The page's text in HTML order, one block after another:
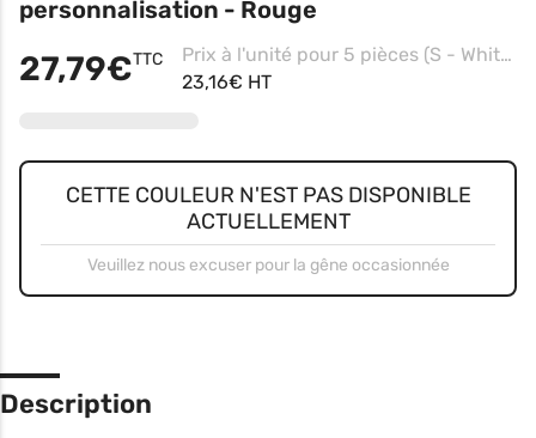
personnalisation - Rouge
27,79€TTC
Prix à l'unité pour 5 pièces (S - White/white, Impression coeur)
23,16€ HT
CETTE COULEUR N'EST PAS DISPONIBLE
ACTUELLEMENT
Veuillez nous excuser pour la gêne occasionnée
Description